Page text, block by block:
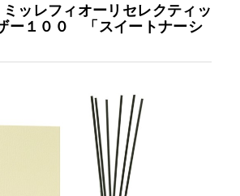
ッレフィオーリセレクティッ
ー１００ 「スイートナーシ